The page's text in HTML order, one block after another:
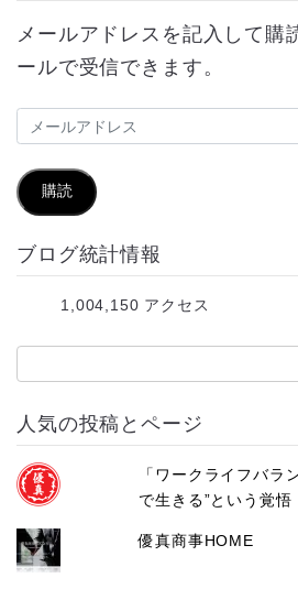
メールアドレスを記入して購
ールで受信できます。
メ
ル
ア
ド
購読
ブログ統計情報
1,004,150 アクセス
人気の投稿とページ
「ワークライフバラ
で生きる”という覚悟
優真商事HOME